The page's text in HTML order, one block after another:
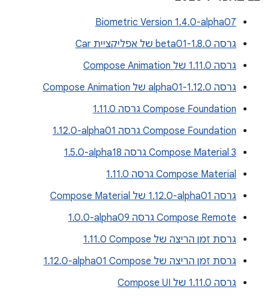
Biometric Version 1.4.0-alpha07
גרסה 1.8.0-beta01 של אפליקציית Car
גרסה 1.11.0 של Compose Animation
גרסה 1.12.0-alpha01 של Compose Animation
Compose Foundation גרסה 1.11.0
Compose Foundation גרסה ‎1.12.0-alpha01
Compose Material 3 גרסה ‎1.5.0-alpha18
Compose Material גרסה 1.11.0
גרסה ‎1.12.0-alpha01 של Compose Material
Compose Remote גרסה ‎1.0.0-alpha09
גרסת זמן הריצה של Compose‏ 1.11.0
גרסת זמן הריצה של Compose‏ ‎1.12.0-alpha01
גרסה 1.11.0 של Compose UI